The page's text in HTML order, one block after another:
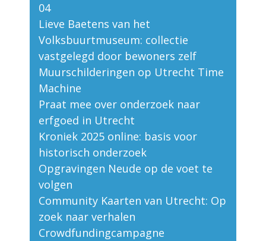
04
Lieve Baetens van het
Volksbuurtmuseum: collectie
vastgelegd door bewoners zelf
Muurschilderingen op Utrecht Time
Machine
Praat mee over onderzoek naar
erfgoed in Utrecht
Kroniek 2025 online: basis voor
historisch onderzoek
Opgravingen Neude op de voet te
volgen
Community Kaarten van Utrecht: Op
zoek naar verhalen
Crowdfundingcampagne